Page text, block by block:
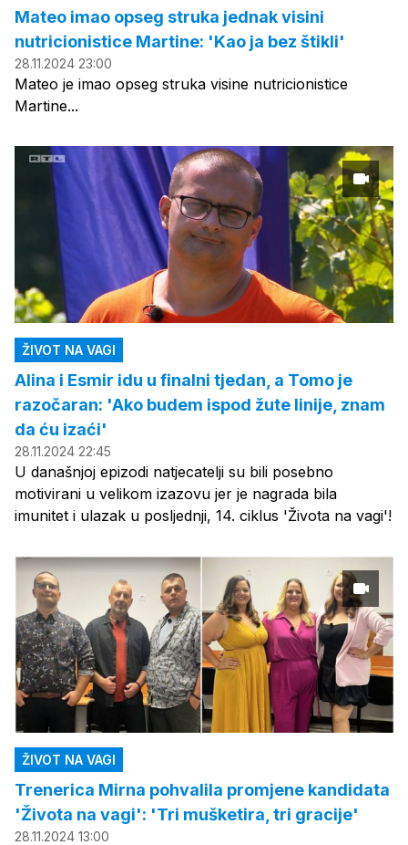
Mateo imao opseg struka jednak visini
nutricionistice Martine: 'Kao ja bez štikli'
28.11.2024 23:00
Mateo je imao opseg struka visine nutricionistice
Martine...
ŽIVOT NA VAGI
Alina i Esmir idu u finalni tjedan, a Tomo je
razočaran: 'Ako budem ispod žute linije, znam
da ću izaći'
28.11.2024 22:45
U današnjoj epizodi natjecatelji su bili posebno
motivirani u velikom izazovu jer je nagrada bila
imunitet i ulazak u posljednji, 14. ciklus 'Života na vagi'!
ŽIVOT NA VAGI
Trenerica Mirna pohvalila promjene kandidata
'Života na vagi': 'Tri mušketira, tri gracije'
28.11.2024 13:00